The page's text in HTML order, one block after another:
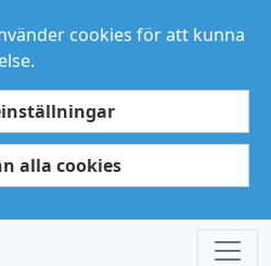
cookies för att kunna
alla cookies